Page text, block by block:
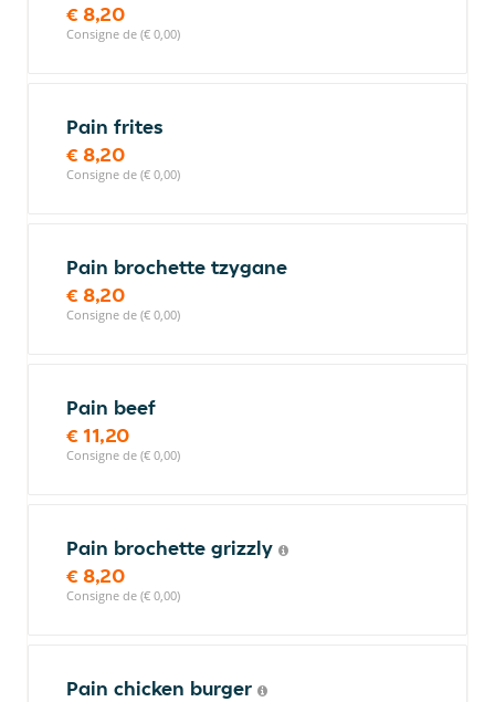
€ 8,20
Consigne de (€ 0,00)
Pain frites
€ 8,20
Consigne de (€ 0,00)
Pain brochette tzygane
€ 8,20
Consigne de (€ 0,00)
Pain beef
€ 11,20
Consigne de (€ 0,00)
Pain brochette grizzly
€ 8,20
Consigne de (€ 0,00)
Pain chicken burger